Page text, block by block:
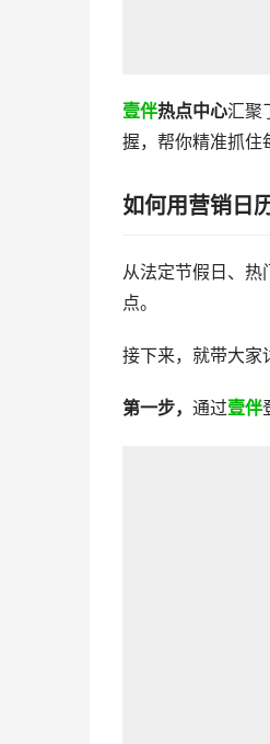
壹伴热点中心汇聚
握，帮你精准抓住
如何用营销日
从法定节假日、热
点。
接下来，就带大家
第一步， 通过壹伴